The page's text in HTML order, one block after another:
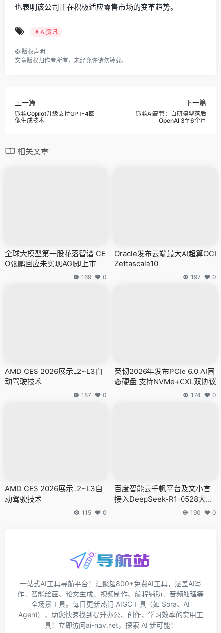
也表明该公司正在积极适应零售市场的变革趋势。
# AI资讯
© 版权声明
文章版权归作者所有，未经允许请勿转载。
上一篇
微软Copilot升级支持GPT-4图
像生成技术
下一篇
微软AI高管：自研模型落后
OpenAI 3至6个月
相关文章
全球大模型第一股花落智谱 CE
O张鹏回应未实现AGI即上市
169 0
Oracle发布云端最大AI超算OCI
Zettascale10
197 0
AMD CES 2026展示L2~L3自
动驾驶技术
187 0
英韧2026年发布PCIe 6.0 AI固
态硬盘 支持NVMe+CXL双协议
174 0
AMD CES 2026展示L2~L3自
动驾驶技术
115 0
百度智能云千帆平台及文小言
接入DeepSeek-R1-0528大模
190 0
一站式AI工具导航平台！汇聚超800+免费AI工具，涵盖AI写
作、智能绘画、论文生成、视频制作、编程辅助、音频处理等
全场景工具。每日更新热门 AIGC工具（如 Sora、AI
Agent），助您快速找到提升办公、创作、学习效率的实用工
具！立即访问ai-nav.net，探索 AI 新可能！